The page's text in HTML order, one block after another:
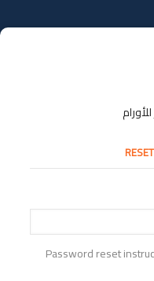
Password reset